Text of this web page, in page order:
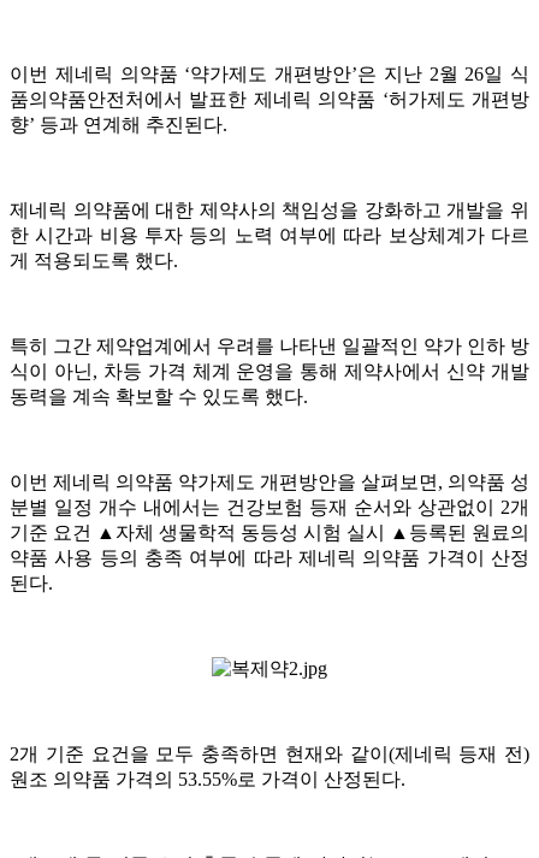
이번 제네릭 의약품 ‘약가제도 개편방안’은 지난 2월 26일 식
품의약품안전처에서 발표한 제네릭 의약품 ‘허가제도 개편방
향’ 등과 연계해 추진된다.
제네릭 의약품에 대한 제약사의 책임성을 강화하고 개발을 위
한 시간과 비용 투자 등의 노력 여부에 따라 보상체계가 다르
게 적용되도록 했다.
특히 그간 제약업계에서 우려를 나타낸 일괄적인 약가 인하 방
식이 아닌, 차등 가격 체계 운영을 통해 제약사에서 신약 개발
동력을 계속 확보할 수 있도록 했다.
이번 제네릭 의약품 약가제도 개편방안을 살펴보면, 의약품 성
분별 일정 개수 내에서는 건강보험 등재 순서와 상관없이 2개
기준 요건 ▲자체 생물학적 동등성 시험 실시 ▲등록된 원료의
약품 사용 등의 충족 여부에 따라 제네릭 의약품 가격이 산정
된다.
2개 기준 요건을 모두 충족하면 현재와 같이(제네릭 등재 전)
원조 의약품 가격의 53.55%로 가격이 산정된다.